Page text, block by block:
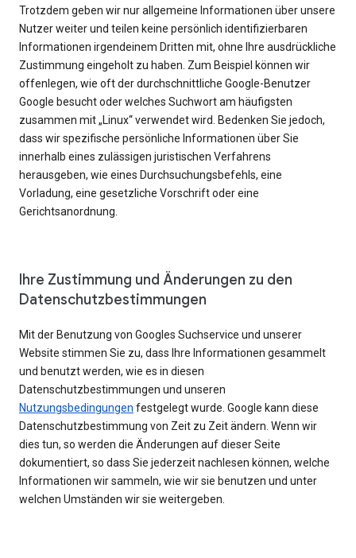
Trotzdem geben wir nur allgemeine Informationen über unsere
Nutzer weiter und teilen keine persönlich identifizierbaren
Informationen irgendeinem Dritten mit, ohne Ihre ausdrückliche
Zustimmung eingeholt zu haben. Zum Beispiel können wir
offenlegen, wie oft der durchschnittliche Google-Benutzer
Google besucht oder welches Suchwort am häufigsten
zusammen mit „Linux“ verwendet wird. Bedenken Sie jedoch,
dass wir spezifische persönliche Informationen über Sie
innerhalb eines zulässigen juristischen Verfahrens
herausgeben, wie eines Durchsuchungsbefehls, eine
Vorladung, eine gesetzliche Vorschrift oder eine
Gerichtsanordnung.
Ihre Zustimmung und Änderungen zu den
Datenschutzbestimmungen
Mit der Benutzung von Googles Suchservice und unserer
Website stimmen Sie zu, dass Ihre Informationen gesammelt
und benutzt werden, wie es in diesen
Datenschutzbestimmungen und unseren
Nutzungsbedingungen festgelegt wurde. Google kann diese
Datenschutzbestimmung von Zeit zu Zeit ändern. Wenn wir
dies tun, so werden die Änderungen auf dieser Seite
dokumentiert, so dass Sie jederzeit nachlesen können, welche
Informationen wir sammeln, wie wir sie benutzen und unter
welchen Umständen wir sie weitergeben.